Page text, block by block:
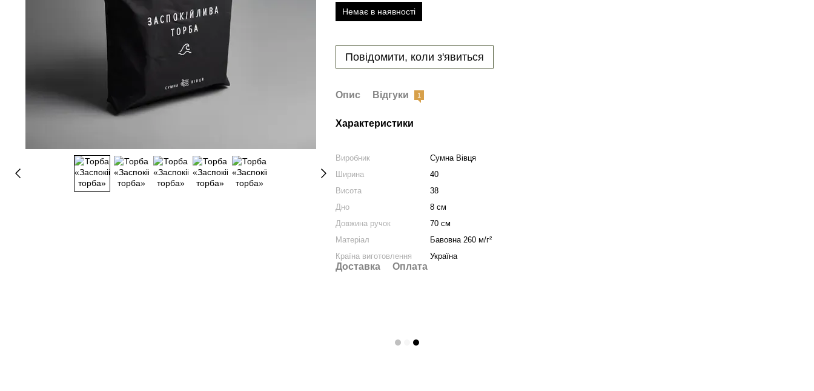
Немає в наявності
Повідомити, коли з'явиться
Опис Відгуки 1
Характеристики
Виробник
Сумна Вівця
Ширина
40
Висота
38
Дно
8 см
Довжина ручок
70 см
Матеріал
Бавовна 260 м/г²
Країна виготовлення
Україна
Доставка Оплата